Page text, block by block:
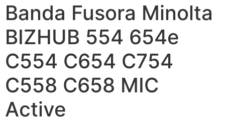
Banda Fusora Minolta
BIZHUB 554 654e
C554 C654 C754
C558 C658 MIC
Active